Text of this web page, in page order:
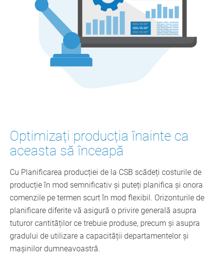
Optimizați producția înainte ca
aceasta să înceapă
Cu Planificarea producției de la CSB scădeți costurile de
producție în mod semnificativ și puteți planifica și onora
comenzile pe termen scurt în mod flexibil. Orizonturile de
planificare diferite vă asigură o privire generală asupra
tuturor cantităților ce trebuie produse, precum și asupra
gradului de utilizare a capacității departamentelor și
mașinilor dumneavoastră.